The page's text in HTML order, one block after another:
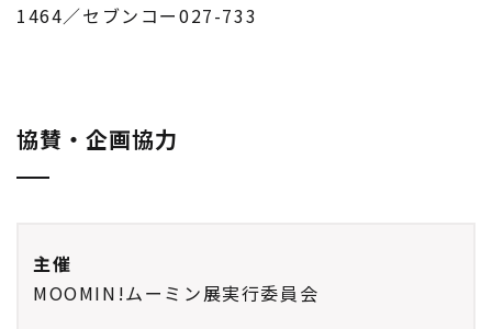
1464／セブンコー027-733
協賛・企画協力
主催
MOOMIN!ムーミン展実行委員会